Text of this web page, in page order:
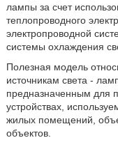
лампы за счет
теплопроводного
электропроводной
системы охлаждения
Полезная модель
источникам света -
предназначенным для
устройствах,
жилых помещений,
объектов.